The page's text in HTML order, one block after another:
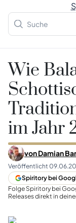
Wie
im Jahr
vonDamian
Veröffentlicht
Spiritory bei
Folge Spiritory bei
Releases direkt in